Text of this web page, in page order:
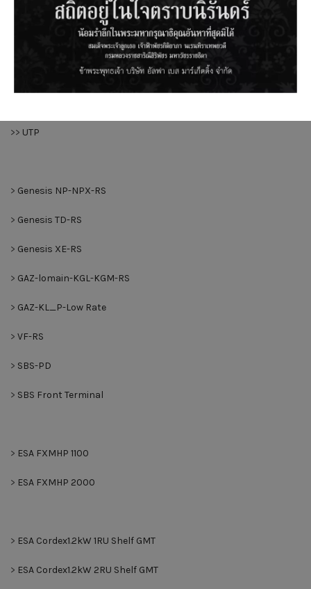
CAT6 RJ45 Modular Jack
Shielded CAT6 RJ45 Modular Jack
Shielded Patch Panel and In-Line Coupler
>> UTP
> Genesis NP-NPX-RS
> Genesis TD-RS
> Genesis XE-RS
> GAZ-lomain-KGL-KGM-RS
> GAZ-KL_P-Low Rate
> VF-RS
> SBS-PD
> SBS Front Terminal
> ESA FXMHP 1100
> ESA FXMHP 2000
> ESA Cordex1.2kW 1RU Shelf GMT
> ESA Cordex1.2kW 2RU Shelf GMT